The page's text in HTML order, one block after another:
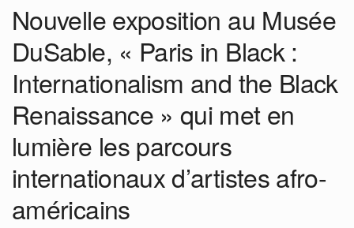
Nouvelle exposition au Musée
DuSable, « Paris in Black :
Internationalism and the Black
Renaissance » qui met en
lumière les parcours
internationaux d’artistes afro-
américains